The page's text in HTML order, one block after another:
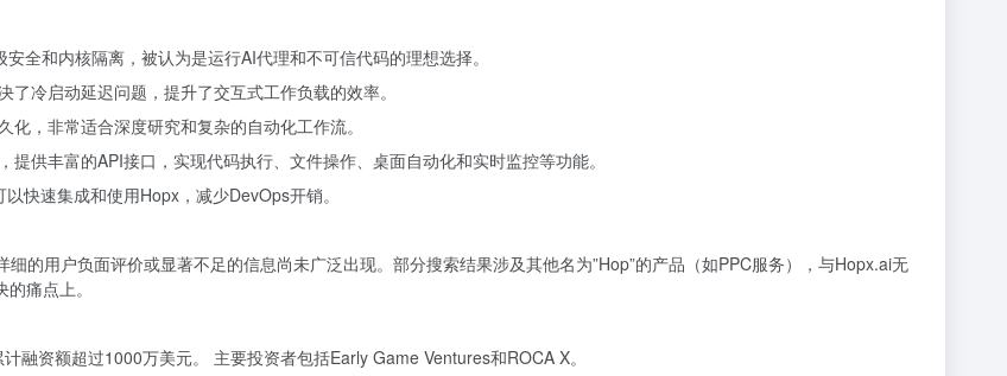
全和内核隔离，被认为是运行AI代理和不可信代码的理想选择。
了冷启动延迟问题，提升了交互式工作负载的效率。
，非常适合深度研究和复杂的自动化工作流。
提供丰富的API接口，实现代码执行、文件操作、桌面自动化和实时监控等功能。
快速集成和使用Hopx，减少DevOps开销。
的用户负面评价或显著不足的信息尚未广泛出现。部分搜索结果涉及其他名为”Hop”的产品（如PPC服务），与Hopx.ai无
痛点上。
融资额超过1000万美元。 主要投资者包括Early Game Ventures和ROCA X。